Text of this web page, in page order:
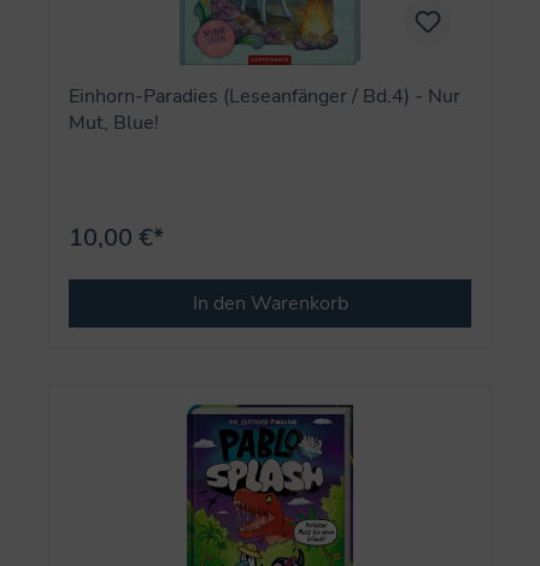
Einhorn-Paradies (Leseanfänger / Bd.4) - Nur
Mut, Blue!
10,00 €*
In den Warenkorb